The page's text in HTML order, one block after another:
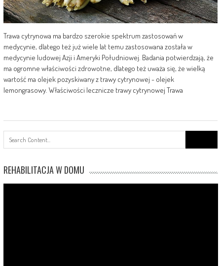
Trawa cytrynowa ma bardzo szerokie spektrum zastosowań w
medycynie, dlatego też już wiele lat temu zastosowana została w
medycynie ludowej Azji i Ameryki Południowej. Badania potwierdzają, że
ma ogromne właściwości zdrowotne, dlatego też uważa się, że wielką
wartość ma olejek pozyskiwany z trawy cytrynowej - olejek
lemongrasowy. Właściwości lecznicze trawy cytrynowej Trawa
for:
REHABILITACJA W DOMU